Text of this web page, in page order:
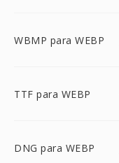
WBMP para WEBP
TTF para WEBP
DNG para WEBP